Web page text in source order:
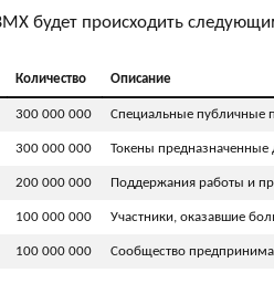
будет происходить
Количество Описание
300 000 000 Cпециальные публичные
300 000 000 Токены предназначенные
200 000 000 Поддержания работы и
100 000 000 Участники, оказавшие
100 000 000 Сообщество